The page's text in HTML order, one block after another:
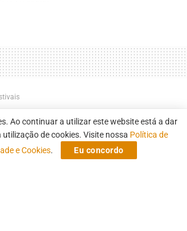
2026 revela line-up
Favela e datas de
Ao continuar a utilizar este website está a dar
de cookies. Visite nossa Política de
e Cookies. Eu concordo